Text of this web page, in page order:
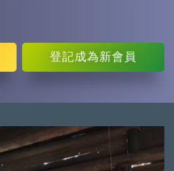
登記成為新會員